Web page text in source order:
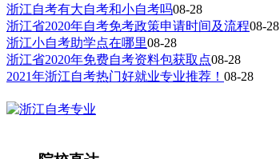
浙江自考有大自考和小自考吗08-28
浙江省2020年自考免考政策申请时间及流程08-28
浙江小自考助学点在哪里08-28
浙江省2020年免费自考资料包获取点08-28
2021年浙江自考热门好就业专业推荐！ 08-28